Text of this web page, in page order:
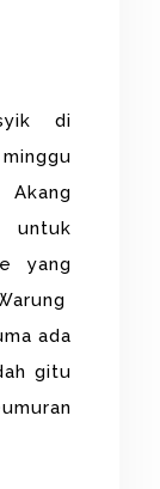
di
yang
ada
gitu